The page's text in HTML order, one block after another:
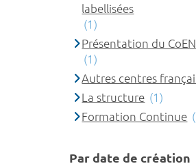
labellisées
(1)
Présentation du
(1)
Autres centres
La structure (1)
Formation Continue
Par date de création